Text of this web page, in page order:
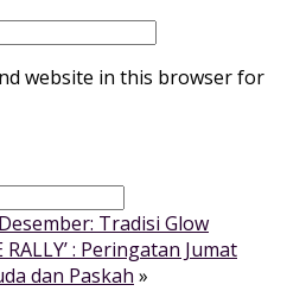
website in this browser for
Tradisi Glow
RALLY’ : Peringatan Jumat
dan Paskah »